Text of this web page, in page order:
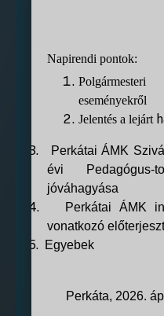
Napirendi pontok:
eseményekről
Jelentés a lejárt
3. Perkátai ÁMK
évi Pedagógus-
jóváhagyása
4. Perkátai ÁMK
vonatkozó
5. Egyebek
Perkáta, 2026.